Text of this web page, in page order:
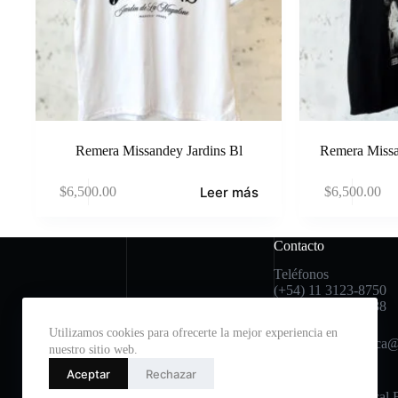
Utilizamos cookies para ofrecerte la mejor experiencia en
nuestro sitio web.
Aceptar Rechazar
Remera Missandey Jardins Bl
$6,500.00 Leer más
Remera
$6,500.00
Contacto
Teléfonos
(+54) 11 3123-8750
(+54) 11 2396-6038
Mail: